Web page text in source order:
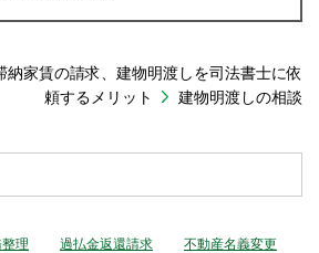
納家賃の請求、建物明渡しを司法書士に依
頼するメリット
建物明渡しの相談
理 過払金返還請求
不動産名義変更